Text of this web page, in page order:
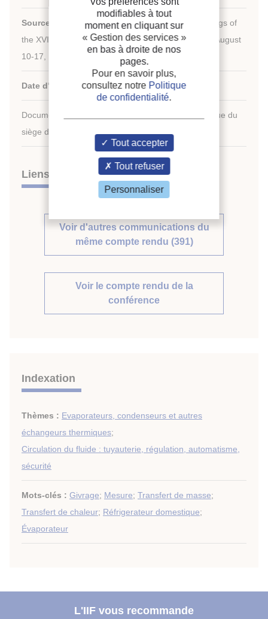
Source :
New challenges in refrigeration. Proceedings of
the XVIIIth International Congress of Refrigeration, August
10-17, 1991, Montreal, Quebec, Canada.
Date d'édition :10/08/1991
Document disponible en consultation à la bibliothèque du
siège de l'IIF uniquement.
Liens
Voir d'autres communications du
même compte rendu (391)
Voir le compte rendu de la
conférence
Indexation
Thèmes : Evaporateurs, condenseurs et autres
échangeurs thermiques;
Circulation du fluide : tuyauterie, régulation, automatisme,
sécurité
Mots-clés : Givrage; Mesure; Transfert de masse;
Transfert de chaleur; Réfrigerateur domestique;
Évaporateur
L'IIF vous recommande
modifiables à tout
moment en cliquant sur
« Gestion des services »
en bas à droite de nos
pages.
Pour en savoir plus,
consultez notre Politique
de confidentialité.
Tout accepter
Tout refuser
Personnaliser